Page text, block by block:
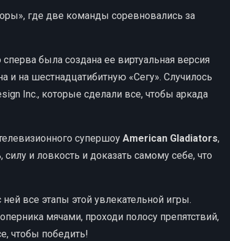
где две команды соревновались за
была создана ее виртуальная версия
и на шестнадцатибитную «Сегу». Случилось
Inc., которые сделали все, чтобы аркада
супершоу American Gladiators,
и ловкость и доказать самому себе, что
все этапы этой увлекательной игры.
мячами, проходи полосу препятствий,
чтобы победить!